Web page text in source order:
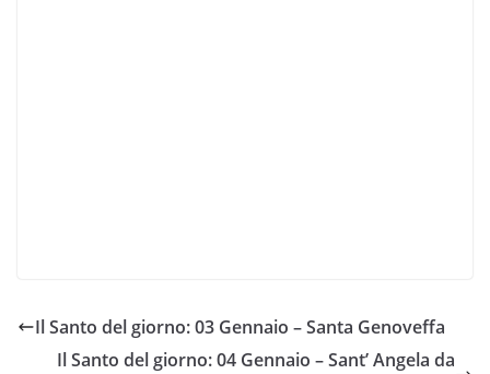
Il Santo del giorno: 03 Gennaio – Santa Genoveffa
Il Santo del giorno: 04 Gennaio – Sant’ Angela da